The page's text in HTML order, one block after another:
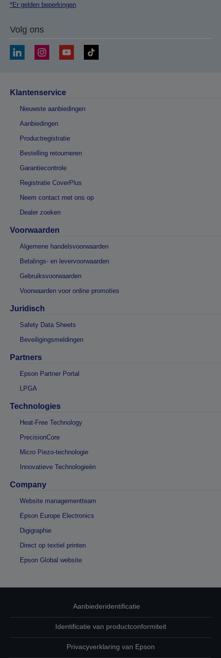
*Er gelden beperkingen
Volg ons
Klantenservice
Nieuwste aanbiedingen
Aanbiedingen
Productregistratie
Bestelling retourneren
Garantiecontrole
Registratie CoverPlus
Neem contact met ons op
Dealer zoeken
Voorwaarden
Algemene handelsvoorwaarden
Betalings- en levervoorwaarden
Gebruiksvoorwaarden
Voorwaarden voor online promoties
Juridisch
Safety Data Sheets
Beveiligingsmeldingen
Partners
Epson Partner Portal
LPGA
Technologies
Heat-Free Technology
PrecisionCore
Micro Piezo-technologie
Innovatieve Technologieën
Company
Website managementteam
Epson Europe Electronics
Digigraphie
Direct op textiel printen
Epson Global website
Aanbiederidentificatie
Identificatie van productconformiteit
Privacyverklaring van Epson